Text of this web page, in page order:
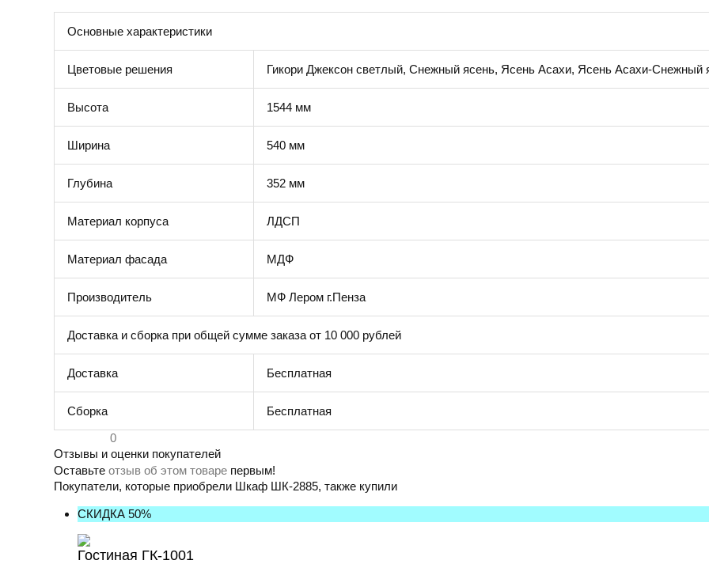
Основные характеристики
Цветовые решения Гикори Джексон светлый, Снежный ясень, Ясень Асахи, Ясень Асахи-Снежный
Высота 1544 мм
Ширина 540 мм
Глубина 352 мм
Материал корпуса ЛДСП
Материал фасада МДФ
Производитель МФ Лером г.Пенза
Доставка и сборка при общей сумме заказа от 10 000 рублей
Доставка Бесплатная
Сборка
Бесплатная
0
Отзывы и оценки покупателей
Оставьте отзыв об этом товаре первым!
Покупатели, которые приобрели Шкаф ШК-2885, также купили
СКИДКА 50%
Гостиная ГК-1001